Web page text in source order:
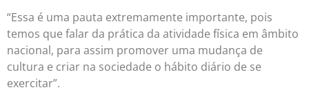
“Essa é uma pauta extremamente importante, pois
temos que falar da prática da atividade física em âmbito
nacional, para assim promover uma mudança de
cultura e criar na sociedade o hábito diário de se
exercitar”.